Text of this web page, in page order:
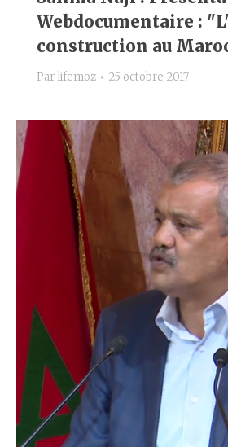
Webdocumentaire :
construction au
Par lifemoz 25 octobre 2017